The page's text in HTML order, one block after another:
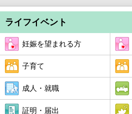
ライフイベント
妊娠を望まれる方
子育て
成人・就職
証明・届出